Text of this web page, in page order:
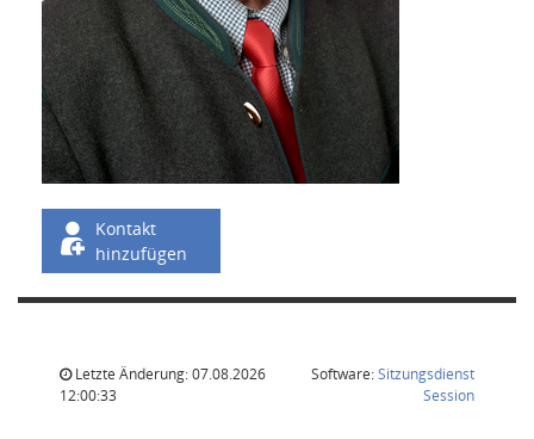
Kontakt
hinzufügen
Letzte Änderung: 07.08.2026
12:00:33
Software:Sitzungsdienst
Session(Wird in